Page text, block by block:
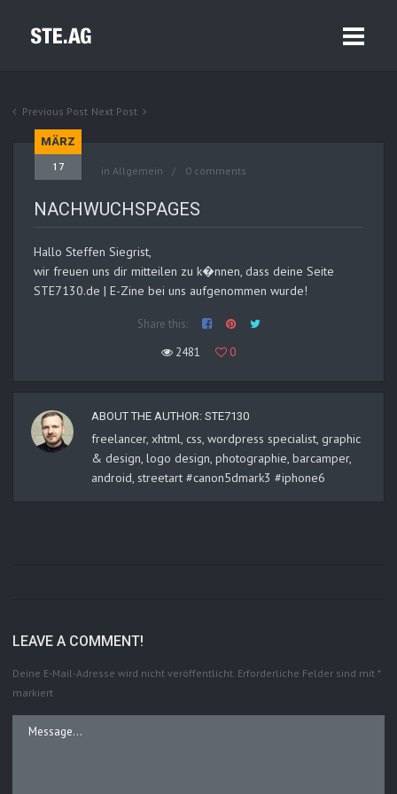
Previous Post Next Post
MÄRZ
17 in Allgemein 0 comments
NACHWUCHSPAGES
Hallo Steffen Siegrist,
wir freuen uns dir mitteilen zu k�nnen, dass deine Seite
STE7130.de | E-Zine bei uns aufgenommen wurde!
Share this:
2481
0
ABOUT THE AUTHOR: STE7130
freelancer, xhtml, css, wordpress specialist, graphic
& design, logo design, photographie, barcamper,
android, streetart #canon5dmark3 #iphone6
LEAVE A COMMENT!
Deine E-Mail-Adresse wird nicht veröffentlicht. Erforderliche Felder sind mit *
markiert